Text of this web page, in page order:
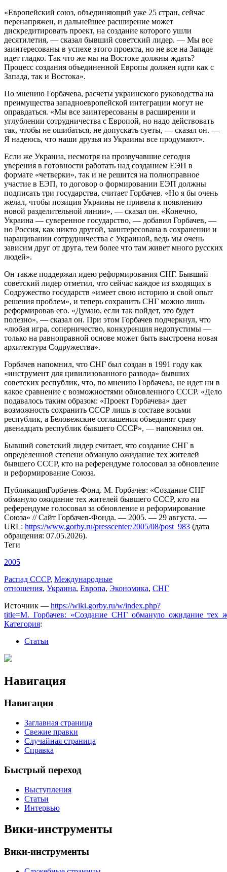
«Европейский союз, объединяющий уже 25 стран, сейчас
перенапряжен, и дальнейшее расширение может
дискредитировать проект, на создание которого ушли
десятилетия, — сказал бывший советский лидер. — Мы все
заинтересованы в успехе этого проекта, но не все на Западе
идет гладко. Так что же мы на Востоке должны ждать?
Процесс создания объединенной Европы должен идти как с
Запада, так и Востока».
По мнению Горбачева, расчеты украинского руководства на
преимущества западноевропейской интеграции могут не
оправдаться. «Мы все заинтересованы в расширении и
углублении сотрудничества с Европой, но надо действовать
так, чтобы не ошибаться, не допускать суеты, — сказал он. —
Я надеюсь, что наши друзья из Украины все продумают».
Если же Украина, несмотря на прозвучавшие сегодня
уверения в готовности работать над созданием ЕЭП в
формате «четверки», так и не решится на полноправное
участие в ЕЭП, то договор о формировании ЕЭП должны
подписать три государства, считает Горбачев. «Но я бы очень
желал, чтобы позиция Украины не привела к появлению
новой разделительной линии», — сказал он. «Конечно,
Украина — суверенное государство, — добавил Горбачев, —
но Россия, как никто другой, заинтересована в сохранении и
наращивании сотрудничества с Украиной, ведь мы очень
зависим друг от друга, тем более что там живет много русских
людей».
Он также поддержал идею реформирования СНГ. Бывший
советский лидер отметил, что сейчас каждое из входящих в
Содружество государств «имеет свою историю и свой опыт
решения проблем», и теперь сохранить СНГ можно лишь
реформировав его. «Думаю, если так пойдет, это будет
полезно», — сказал он. При этом Горбачев подчеркнул, что
«любая игра, соперничество, конкуренция недопустимы —
только на равноправной основе может быть выстроена новая
архитектура Содружества».
Горбачев напомнил, что СНГ был создан в 1991 году как
«инструмент для цивилизованного развода» бывших
советских республик, что, по мнению Горбачева, не идет ни в
какое сравнение с возможностями обновленного СССР. «Дело
подавалось таким образом: «Проект Горбачева» дает
возможность сохранить СССР лишь в составе восьми
республик, а Беловежские соглашения объединят сразу
двенадцать республик бывшего СССР», — напомнил он.
Бывший советский лидер считает, что создание СНГ в
определенной степени обмануло ожидание тех жителей
бывшего СССР, кто на референдуме голосовал за обновление
и реформирование Союза.
ПубликацияГорбачев-Фонд. М. Горбачев: «Создание СНГ
обмануло ожидание тех жителей бывшего СССР, кто на
референдуме голосовал за обновление и реформирование
Союза» // Сайт Горбачев-Фонда. — 2005. — 29 августа. —
URL: https://www.gorby.ru/presscenter/2005/08/post_983 (дата
обращения: 07.05.2026).
Теги
2005
Распад СССР, Международные
отношения, Украина, Европа, Экономика, СНГ
Источник — https://wiki.gorby.ru/w/index.php?
Категория:
Статьи
Навигация
Навигация
Заглавная страница
Свежие правки
Случайная страница
Справка
Быстрый переход
Выступления
Статьи
Интервью
Вики-инструменты
Вики-инструменты